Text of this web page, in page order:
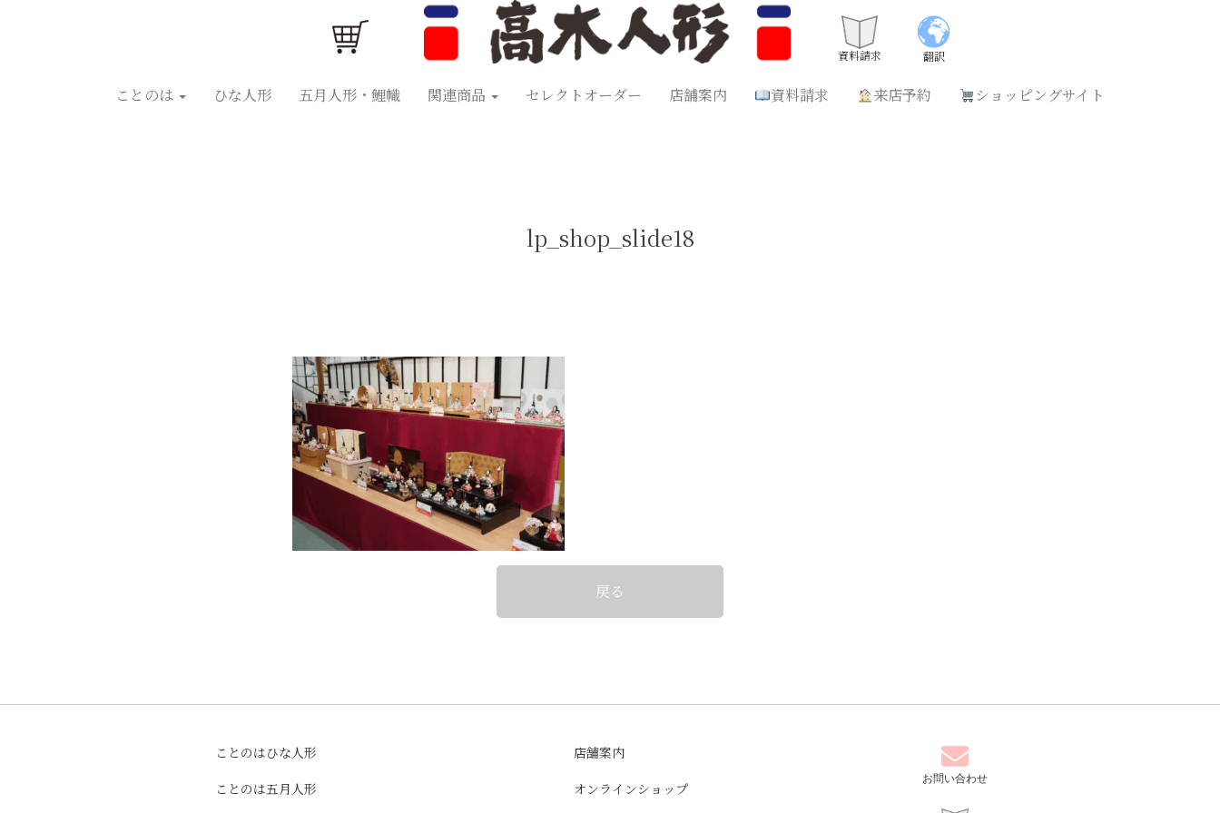
ことのは五月人形 お正月飾り お祝い品 セレクトオーダー 来店予約
資料請求 翻訳
ことのは ひな人形 五月人形・鯉幟 関連商品 セレクトオーダー 店舗案内 資料請求 来店予約 ショッピングサイト
lp_shop_slide18
戻る
ことのはひな人形
ことのは五月人形
店舗案内
オンラインショップ
お問い合わせ